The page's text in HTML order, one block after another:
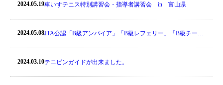
2024.05.19車いすテニス特別講習会・指導者講習会 in 富山県
2024.05.08JTA公認「B級アンパイア」「B級レフェリー」「B級チーフ
2024.03.10テニピンガイドが出来ました。